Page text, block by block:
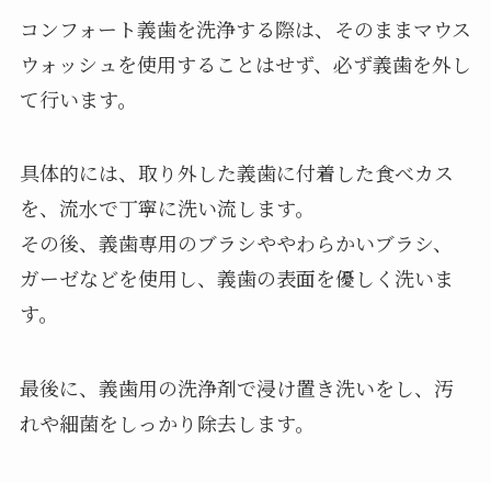
コンフォート義歯を洗浄する際は、そのままマウス
ウォッシュを使用することはせず、必ず義歯を外し
て行います。
具体的には、取り外した義歯に付着した食べカス
を、流水で丁寧に洗い流します。
その後、義歯専用のブラシややわらかいブラシ、
ガーゼなどを使用し、義歯の表面を優しく洗いま
す。
最後に、義歯用の洗浄剤で浸け置き洗いをし、汚
れや細菌をしっかり除去します。